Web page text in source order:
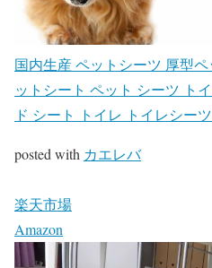
国内生産 ペットシーツ 厚型
ットシート ペット シーツ ト
ド シート トイレ トイレシー
posted with カエレバ
楽天市場
Amazon